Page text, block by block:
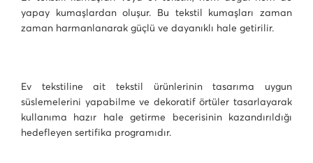
yapay kumaşlardan oluşur. Bu tekstil kumaşları zaman
zaman harmanlanarak güçlü ve dayanıklı hale getirilir.
Ev tekstiline ait tekstil ürünlerinin tasarıma uygun
süslemelerini yapabilme ve dekoratif örtüler tasarlayarak
kullanıma hazır hale getirme becerisinin kazandırıldığı
hedefleyen sertifika programıdır.